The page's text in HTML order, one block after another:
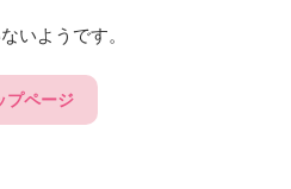
いようです。
プページ